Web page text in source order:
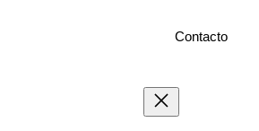
Contacto